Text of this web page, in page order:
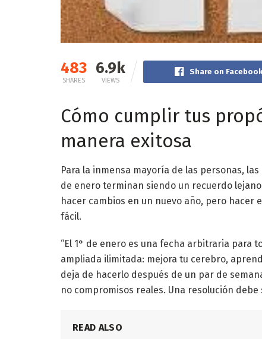
483
SHARES
6.9k
VIEWS
Share on Facebook
Cómo cumplir tus
manera exitosa
Para la inmensa mayoría de las personas,
de enero terminan siendo un recuerdo
hacer cambios en un nuevo año, pero
fácil.
“El 1° de enero es una fecha arbitraria para
ampliada ilimitada: mejora tu cerebro,
deja de hacerlo después de un par de
no compromisos reales. Una resolución debe
READ ALSO